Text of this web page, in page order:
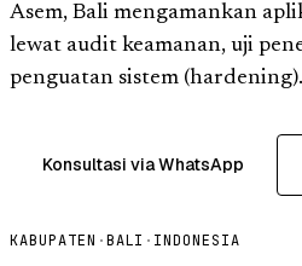
Asem, Bali mengamankan
lewat audit keamanan, uji
penguatan sistem (hardening).
Konsultasi via WhatsApp
KABUPATEN ·BALI · INDONESIA